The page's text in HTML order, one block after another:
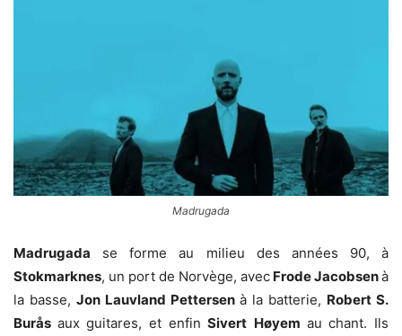
Madrugada
Madrugada se forme au milieu des années 90, à
Stokmarknes, un port de Norvège, avec Frode Jacobsenà
la basse, Jon Lauvland Pettersen à la batterie, Robert S.
Burås aux guitares, et enfinSivert Høyem au chant. Ils